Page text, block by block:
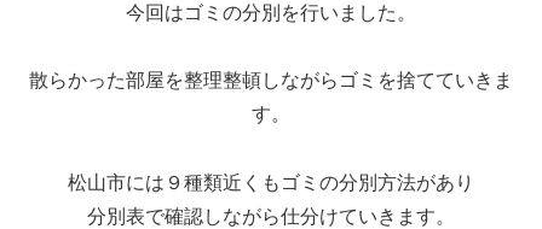
今回はゴミの分別を行いました。
散らかった部屋を整理整頓しながらゴミを捨てていきま
す。
松山市には９種類近くもゴミの分別方法があり
分別表で確認しながら仕分けていきます。